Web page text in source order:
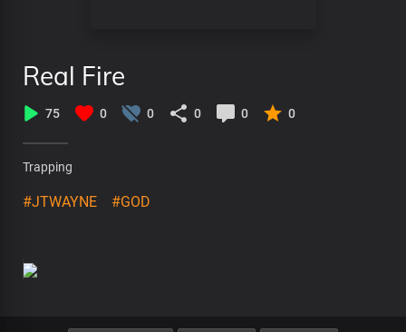
Real Fire
75 0 0 0 0 0
Trapping
#JTWAYNE #GOD